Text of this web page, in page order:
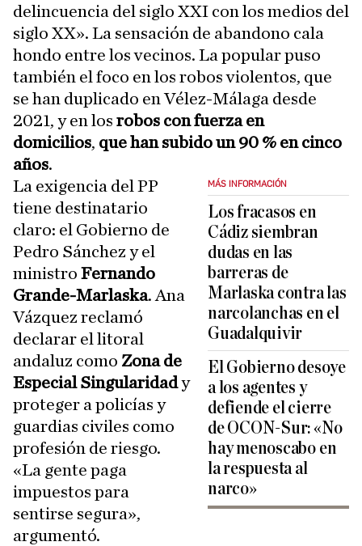
delincuencia del siglo XXI con los medios del
siglo XX». La sensación de abandono cala
hondo entre los vecinos. La popular puso
también el foco en los robos violentos, que
se han duplicado en Vélez-Málaga desde
2021, y en los robos con fuerza en
domicilios, que han subido un 90 % en cinco
años.
MÁS INFORMACIÓN
Los fracasos en
Cádiz siembran
dudas en las
barreras de
Marlaska contra las
narcolanchas en el
Guadalquivir
El Gobierno desoye
a los agentes y
defiende el cierre
de OCON-Sur: «No
hay menoscabo en
la respuesta al
narco»
La exigencia del PP
tiene destinatario
claro: el Gobierno de
Pedro Sánchez y el
ministro Fernando
Grande-Marlaska. Ana
Vázquez reclamó
declarar el litoral
andaluz como Zona de
Especial Singularidady
proteger a policías y
guardias civiles como
profesión de riesgo.
«La gente paga
impuestos para
sentirse segura»,
argumentó.